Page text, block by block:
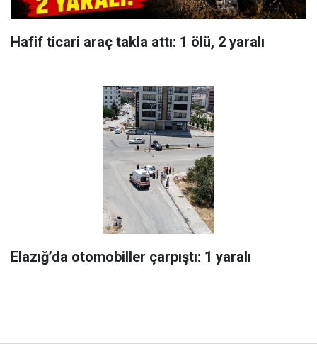
Hafif ticari araç takla attı: 1 ölü, 2 yaralı
Elazığ’da otomobiller çarpıştı: 1 yaralı